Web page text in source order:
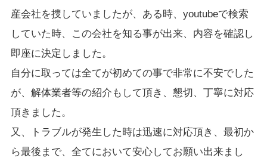
産会社を捜していましたが、ある時、youtubeで検索
していた時、この会社を知る事が出来、内容を確認し
即座に決定しました。
自分に取っては全てが初めての事で非常に不安でした
が、解体業者等の紹介もして頂き、懇切、丁寧に対応
頂きました。
又、トラブルが発生した時は迅速に対応頂き、最初か
ら最後まで、全てにおいて安心してお願い出来まし